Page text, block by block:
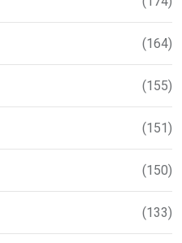
(164)
(155)
(151)
(150)
(133)